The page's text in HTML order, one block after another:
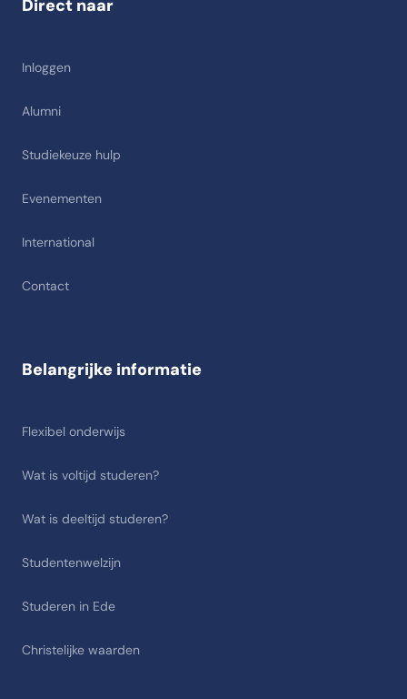
Direct naar
Inloggen
Alumni
Studiekeuze hulp
Evenementen
International
Contact
Belangrijke informatie
Flexibel onderwijs
Wat is voltijd studeren?
Wat is deeltijd studeren?
Studentenwelzijn
Studeren in Ede
Christelijke waarden